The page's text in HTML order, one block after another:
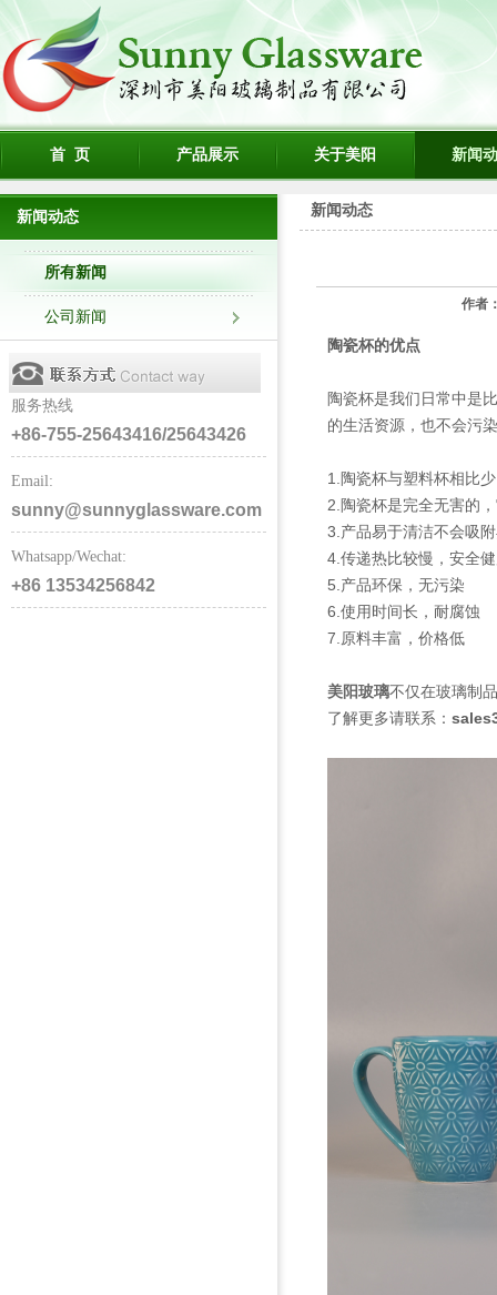
首 页 产品展示 关于美阳 新闻
新闻动态
所有新闻
公司新闻
服务热线
+86-755-25643416/25643426
Email:
sunny@sunnyglassware.com
Whatsapp/Wechat:
+86 13534256842
新闻动态
作者
陶瓷杯的优点
陶瓷杯是我们日常中是
的生活资源，也不会污
1.陶瓷杯与塑料杯相比
2.陶瓷杯是完全无害的
3.产品易于清洁不会吸
4.传递热比较慢，安全
5.产品环保，无污染
6.使用时间长，耐腐蚀
7.原料丰富，价格低
美阳玻璃不仅在玻璃制
了解更多请联系：